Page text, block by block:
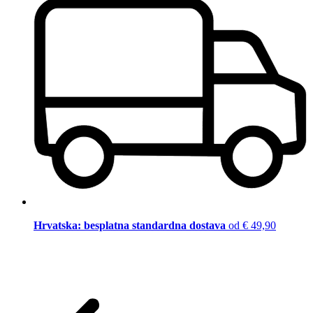
Hrvatska: besplatna standardna dostava od € 49,90